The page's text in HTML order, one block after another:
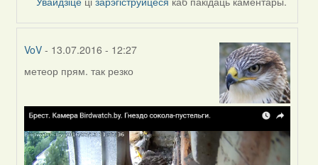
Жанна
(госць)
VoV - 13.07.2016 - 12:27
In
to
by
Жанна
(госць)
метеор прям. так резко